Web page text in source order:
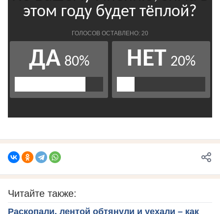
Читайте также:
Раскопали, лентой обтянули и уехали – как